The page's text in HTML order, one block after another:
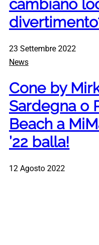
cambiano
23 Settembre 2022
News
Cone by
Sardegna o
Beach a
’22 balla!
12 Agosto 2022